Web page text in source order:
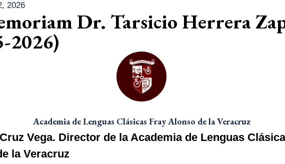
2026
Dr. Tarsicio Herrera
2026)
Academia de Lenguas Clásicas Fray Alonso de la Veracruz
Vega. Director de la Academia de Lenguas
la Veracruz